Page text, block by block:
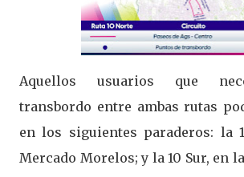
Aquellos usuarios que
transbordo entre ambas rutas
en los siguientes paraderos: la
Mercado Morelos; y la 10 Sur, en